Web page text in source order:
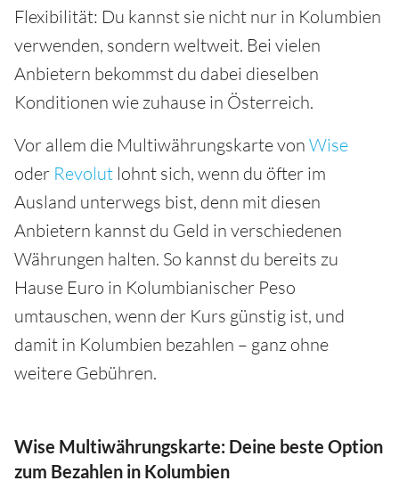
Flexibilität: Du kannst sie nicht nur in Kolumbien
verwenden, sondern weltweit. Bei vielen
Anbietern bekommst du dabei dieselben
Konditionen wie zuhause in Österreich.
Vor allem die Multiwährungskarte von Wise
oder Revolut lohnt sich, wenn du öfter im
Ausland unterwegs bist, denn mit diesen
Anbietern kannst du Geld in verschiedenen
Währungen halten. So kannst du bereits zu
Hause Euro in Kolumbianischer Peso
umtauschen, wenn der Kurs günstig ist, und
damit in Kolumbien bezahlen – ganz ohne
weitere Gebühren.
Wise Multiwährungskarte: Deine beste Option
zum Bezahlen in Kolumbien